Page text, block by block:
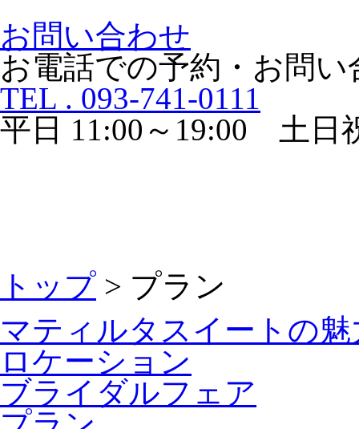
お問い合わせ
お電話での予約・お問い
TEL . 093-741-0111
平日 11:00～19:00 土日
トップ > プラン
マティルタスイートの魅
ロケーション
ブライダルフェア